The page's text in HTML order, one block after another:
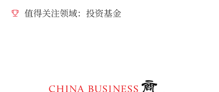
值得关注领域：投资基金